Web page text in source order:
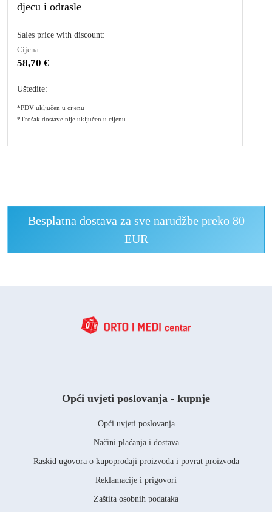
djecu i odrasle
Sales price with discount:
Cijena:
58,70 €
Uštedite:
*PDV uključen u cijenu
*Trošak dostave nije uključen u cijenu
Besplatna dostava za sve narudžbe preko 80
EUR
Opći uvjeti poslovanja - kupnje
Opći uvjeti poslovanja
Načini plaćanja i dostava
Raskid ugovora o kupoprodaji proizvoda i povrat proizvoda
Reklamacije i prigovori
Zaštita osobnih podataka